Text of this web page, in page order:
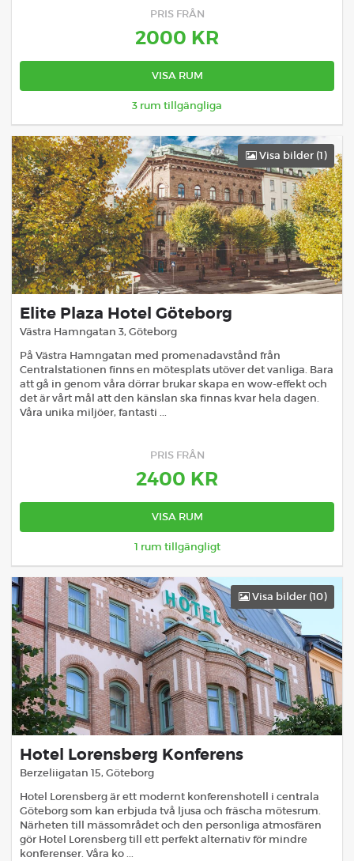
PRIS FRÅN
2000 KR
VISA RUM
3 rum tillgängliga
Visa bilder (1)
Elite Plaza Hotel Göteborg
Västra Hamngatan 3, Göteborg
På Västra Hamngatan med promenadavstånd från
Centralstationen finns en mötesplats utöver det vanliga. Bara
att gå in genom våra dörrar brukar skapa en wow-effekt och
det är vårt mål att den känslan ska finnas kvar hela dagen.
Våra unika miljöer, fantasti ...
PRIS FRÅN
2400 KR
VISA RUM
1 rum tillgängligt
Visa bilder (10)
Hotel Lorensberg Konferens
Berzeliigatan 15, Göteborg
Hotel Lorensberg är ett modernt konferenshotell i centrala
Göteborg som kan erbjuda två ljusa och fräscha mötesrum.
Närheten till mässområdet och den personliga atmosfären
gör Hotel Lorensberg till ett perfekt alternativ för mindre
konferenser. Våra ko ...